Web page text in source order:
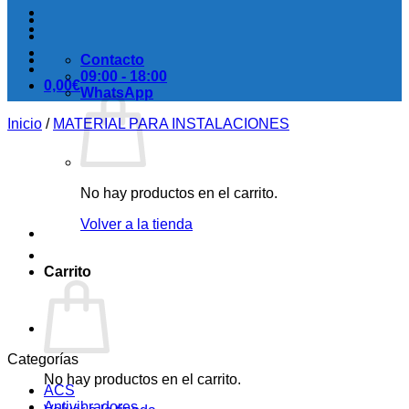
0,00€
No hay productos en el carrito.
Volver a la tienda
Carrito
No hay productos en el carrito.
Contacto
09:00 - 18:00
WhatsApp
Inicio / MATERIAL PARA INSTALACIONES
Categorías
ACS